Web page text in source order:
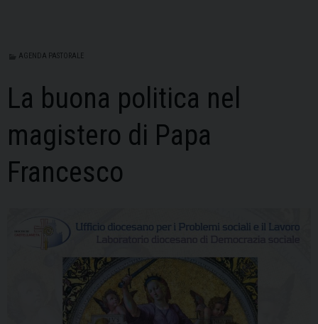
AGENDA PASTORALE
La buona politica nel
magistero di Papa
Francesco